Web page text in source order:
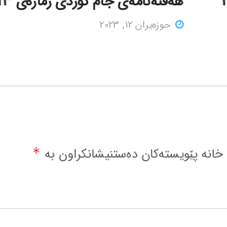
حوزه‌یران 12, 2023
خانە پێویستەکان دەستنیشانکراون بە *